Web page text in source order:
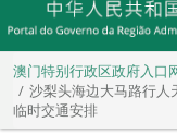
澳门特别行政区政府入口
沙梨头海边大马路行人
临时交通安排